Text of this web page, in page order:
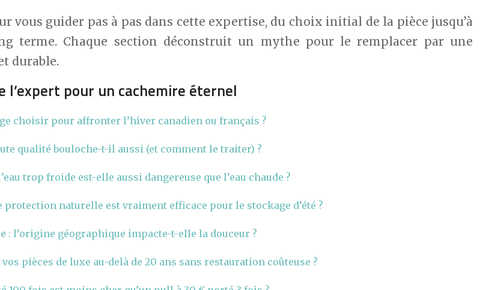
vous guider pas à pas dans cette expertise, du choix initial de la pièce jusqu’à
terme. Chaque section déconstruit un mythe pour le remplacer par une
durable.
l’expert pour un cachemire éternel
choisir pour affronter l’hiver canadien ou français ?
qualité bouloche-t-il aussi (et comment le traiter) ?
trop froide est-elle aussi dangereuse que l’eau chaude ?
protection naturelle est vraiment efficace pour le stockage d’été ?
: l’origine géographique impacte-t-elle la douceur ?
pièces de luxe au-delà de 20 ans sans restauration coûteuse ?